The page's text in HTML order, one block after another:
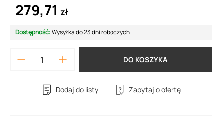
279,71 zł
Dostępność:Wysyłka do 23 dni roboczych
DO KOSZYKA
Dodaj do listy Zapytaj o ofertę